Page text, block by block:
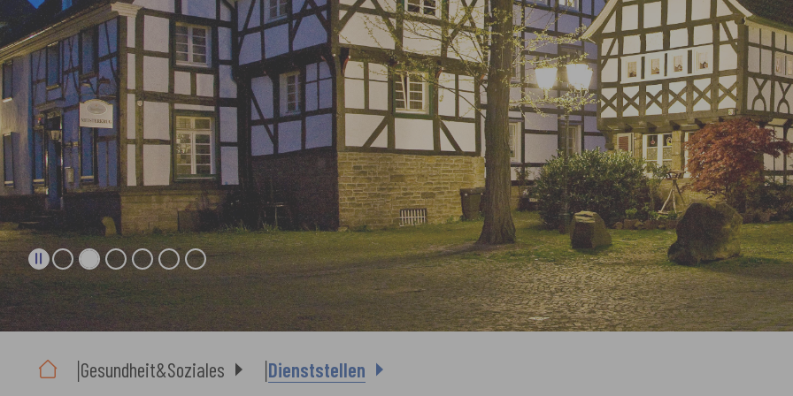
Gesundheit&Soziales Dienststellen